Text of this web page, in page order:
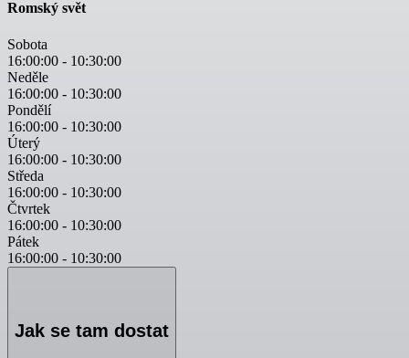
Romský svět
Sobota
16:00:00 - 10:30:00
Neděle
16:00:00 - 10:30:00
Pondělí
16:00:00 - 10:30:00
Úterý
16:00:00 - 10:30:00
Středa
16:00:00 - 10:30:00
Čtvrtek
16:00:00 - 10:30:00
Pátek
16:00:00 - 10:30:00
Jak se tam dostat